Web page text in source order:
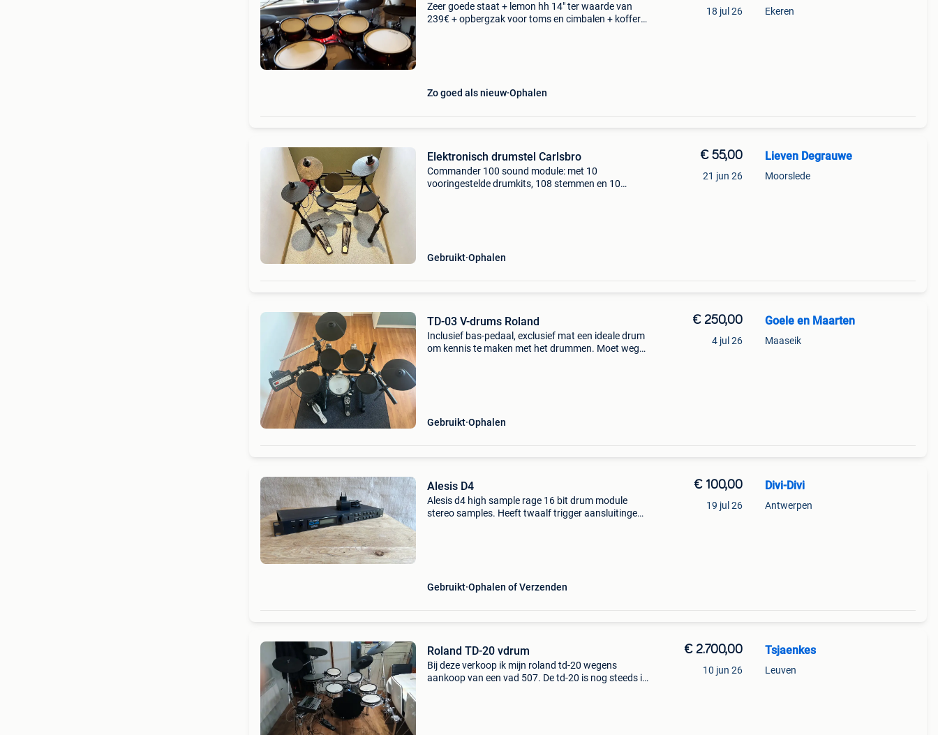
Zeer goede staat + lemon hh 14" ter waarde van
239€ + opbergzak voor toms en cimbalen + koffer
Zo goed als nieuw Ophalen
18 jul 26 Ekeren
Elektronisch drumstel Carlsbro
Commander 100 sound module: met 10
vooringestelde drumkits, 108 stemmen en 10
Gebruikt Ophalen
€ 55,00
21 jun 26
Lieven Degrauwe
Moorslede
TD-03 V-drums Roland
Inclusief bas-pedaal, exclusief mat een ideale drum
om kennis te maken met het drummen. Moet weg
Gebruikt Ophalen
€ 250,00
4 jul 26
Goele en Maarten
Maaseik
Alesis D4
Alesis d4 high sample rage 16 bit drum module
stereo samples. Heeft twaalf trigger aansluitingen.
Gebruikt Ophalen of Verzenden
€ 100,00
19 jul 26
Divi-Divi
Antwerpen
Roland TD-20 vdrum
Bij deze verkoop ik mijn roland td-20 wegens
aankoop van een vad 507. De td-20 is nog steeds in
€ 2.700,00
10 jun 26
Tsjaenkes
Leuven